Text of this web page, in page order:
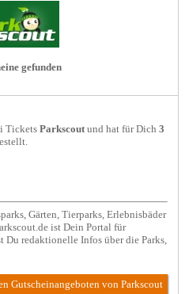
gefunden
Tickets Parkscoutund hat für Dich3
Gärten, Tierparks, Erlebnisbäder
ist Dein Portal für
redaktionelle Infos über die Parks,
Gutscheinangeboten von Parkscout